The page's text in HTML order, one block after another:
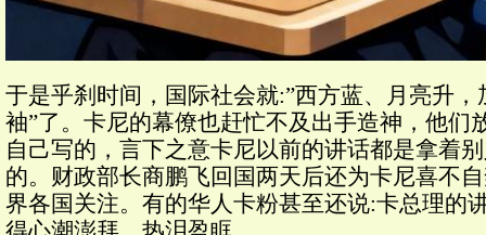
于是乎刹时间，国际社会就:”西方蓝、月亮升
袖”了。卡尼的幕僚也赶忙不及出手造神，他们
自己写的，言下之意卡尼以前的讲话都是拿着
的。财政部长商鹏飞回国两天后还为卡尼喜不
界各国关注。有的华人卡粉甚至还说:卡总理的